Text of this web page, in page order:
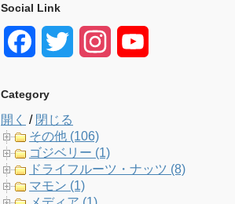
Social Link
e
b
o
t
t
e
a u
Category
開く / 閉じる
その他 (106)
ゴジベリー (1)
ドライフルーツ・ナッツ (8)
マモン (1)